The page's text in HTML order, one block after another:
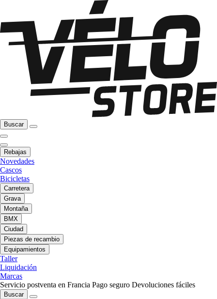
Buscar
Rebajas
Novedades
Cascos
Bicicletas
Carretera
Grava
Montaña
BMX
Ciudad
Piezas de recambio
Equipamientos
Taller
Liquidación
Marcas
Servicio postventa en Francia Pago seguro Devoluciones fáciles
Buscar